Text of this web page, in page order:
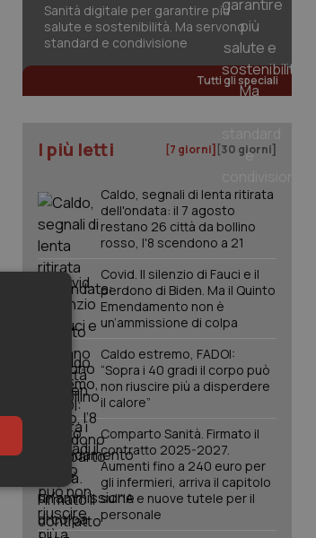
Sanità digitale per garantire più
salute e sostenibilità. Ma servono
standard e condivisione
Tutti gli speciali
I più letti [7 giorni] [30 giorni]
Caldo, segnali di lenta ritirata
dell'ondata: il 7 agosto
restano 26 città da bollino
rosso, l'8 scendono a 21
Covid. Il silenzio di Fauci e il
perdono di Biden. Ma il Quinto
Emendamento non è
un’ammissione di colpa
Caldo estremo, FADOI:
“Sopra i 40 gradi il corpo può
non riuscire più a disperdere
il calore”
Comparto Sanità. Firmato il
contratto 2025-2027.
Aumenti fino a 240 euro per
gli infermieri, arriva il capitolo
sull'IA e nuove tutele per il
personale